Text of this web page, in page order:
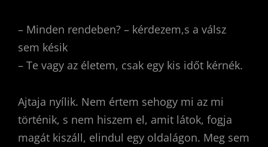
– Minden rendeben? – kérdezem,s a válsz
sem késik
– Te vagy az életem, csak egy kis időt kérnék.
Ajtaja nyílik. Nem értem sehogy mi az mi
történik, s nem hiszem el, amit látok, fogja
magát kiszáll, elindul egy oldalágon. Meg sem